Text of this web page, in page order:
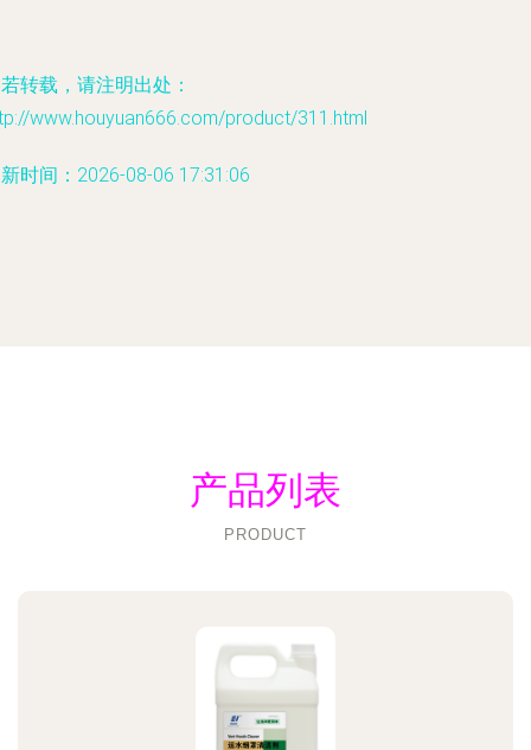
转载，请注明出处：
www.houyuan666.com/product/311.html
时间：2026-08-06 17:31:06
产品列表
PRODUCT